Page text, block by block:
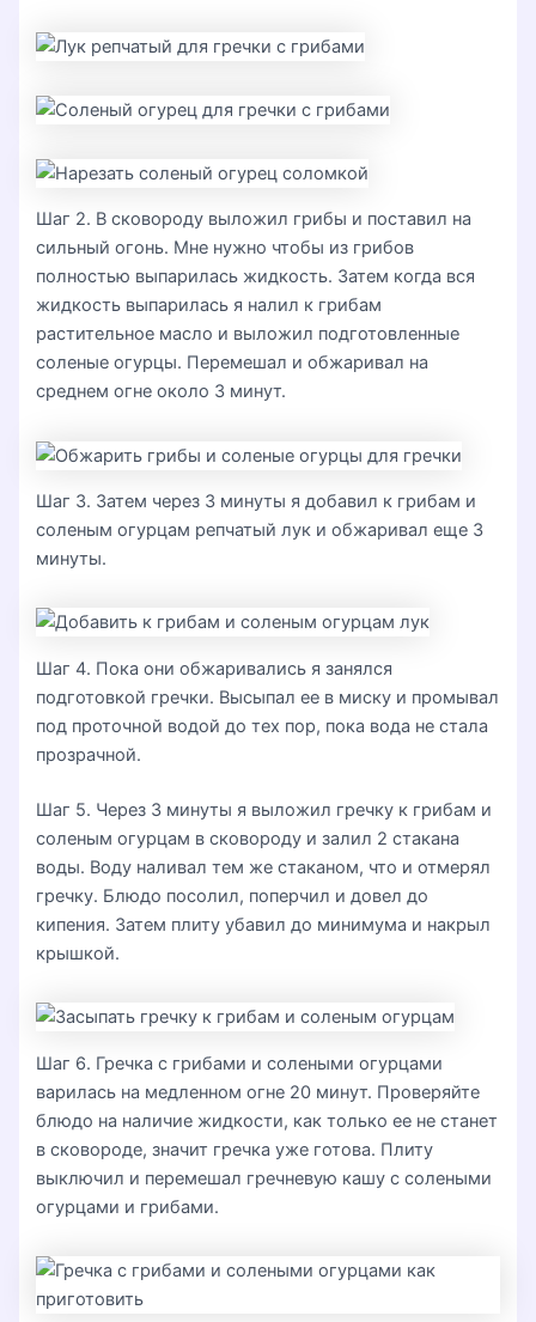
Шаг 2. В сковороду выложил грибы и поставил на
сильный огонь. Мне нужно чтобы из грибов
полностью выпарилась жидкость. Затем когда вся
жидкость выпарилась я налил к грибам
растительное масло и выложил подготовленные
соленые огурцы. Перемешал и обжаривал на
среднем огне около 3 минут.
Шаг 3. Затем через 3 минуты я добавил к грибам и
соленым огурцам репчатый лук и обжаривал еще 3
минуты.
Шаг 4. Пока они обжаривались я занялся
подготовкой гречки. Высыпал ее в миску и промывал
под проточной водой до тех пор, пока вода не стала
прозрачной.
Шаг 5. Через 3 минуты я выложил гречку к грибам и
соленым огурцам в сковороду и залил 2 стакана
воды. Воду наливал тем же стаканом, что и отмерял
гречку. Блюдо посолил, поперчил и довел до
кипения. Затем плиту убавил до минимума и накрыл
крышкой.
Шаг 6. Гречка с грибами и солеными огурцами
варилась на медленном огне 20 минут. Проверяйте
блюдо на наличие жидкости, как только ее не станет
в сковороде, значит гречка уже готова. Плиту
выключил и перемешал гречневую кашу с солеными
огурцами и грибами.